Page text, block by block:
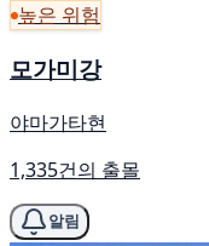
높은 위험
모가미강
야마가타현
1,335건의 출몰
알림